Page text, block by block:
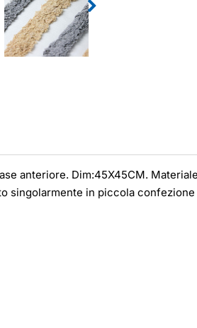
anteriore. Dim:45X45CM.
singolarmente in piccola